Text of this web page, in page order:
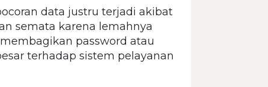
data justru terjadi akibat
semata karena lemahnya
password atau
terhadap sistem pelayanan